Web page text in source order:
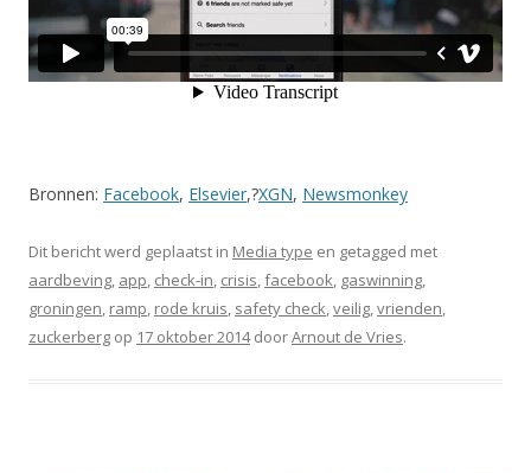
Bronnen: Facebook, Elsevier,?XGN, Newsmonkey
Dit bericht werd geplaatst in Media type en getagged met
aardbeving, app, check-in, crisis,facebook, gaswinning,
groningen, ramp, rode kruis, safety check,veilig,vrienden,
zuckerberg op 17 oktober 2014doorArnout de Vries.